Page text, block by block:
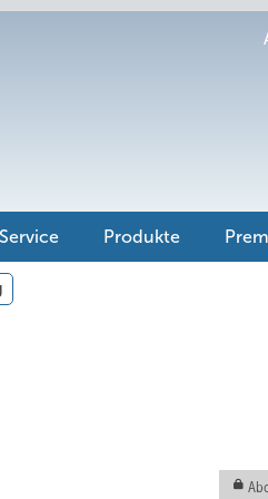
Produkte